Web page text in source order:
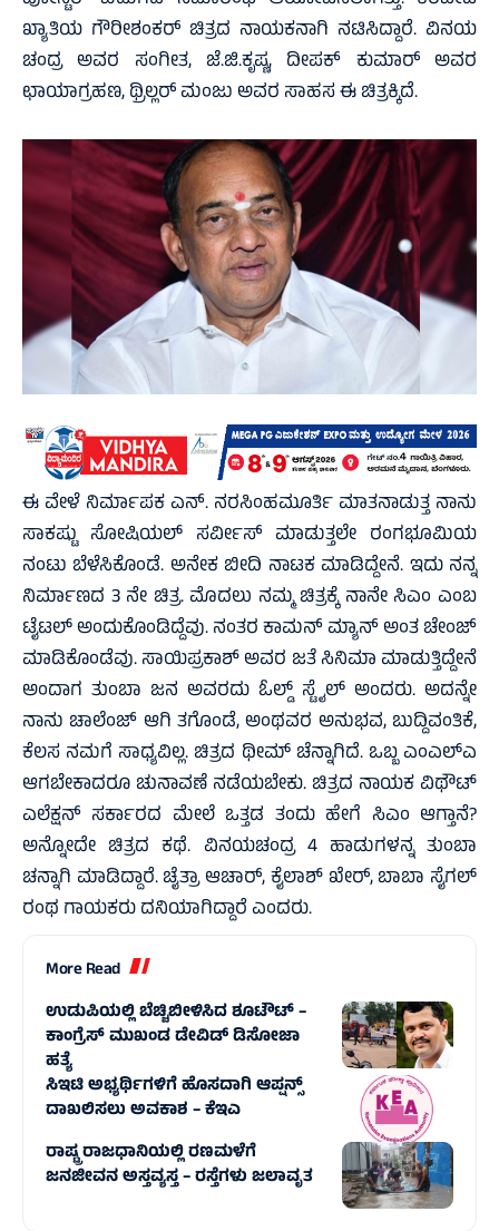
ಖ್ಯಾತಿಯ ಗೌರೀಶಂಕರ್ ಚಿತ್ರದ ನಾಯಕನಾಗಿ ನಟಿಸಿದ್ದಾರೆ. ವಿನಯ
ಚಂದ್ರ ಅವರ ಸಂಗೀತ, ಜೆ.ಜಿ.ಕೃಷ್ಣ, ದೀಪಕ್ ಕುಮಾರ್ ಅವರ
ಛಾಯಾಗ್ರಹಣ, ಥ್ರಿಲ್ಲರ್ ಮಂಜು ಅವರ ಸಾಹಸ ಈ ಚಿತ್ರಕ್ಕಿದೆ.
ಈ ವೇಳೆ ನಿರ್ಮಾಪಕ ಎನ್. ನರಸಿಂಹಮೂರ್ತಿ ಮಾತನಾಡುತ್ತ ನಾನು
ಸಾಕಷ್ಟು ಸೋಷಿಯಲ್ ಸರ್ವೀಸ್ ಮಾಡುತ್ತಲೇ ರಂಗಭೂಮಿಯ
ನಂಟು ಬೆಳೆಸಿಕೊಂಡೆ. ಅನೇಕ ಬೀದಿ ನಾಟಕ ಮಾಡಿದ್ದೇನೆ. ಇದು ನನ್ನ
ನಿರ್ಮಾಣದ 3 ನೇ ಚಿತ್ರ. ಮೊದಲು ನಮ್ಮ ಚಿತ್ರಕ್ಕೆ ನಾನೇ ಸಿಎಂ ಎಂಬ
ಟೈಟಲ್ ಅಂದುಕೊಂಡಿದ್ದೆವು. ನಂತರ ಕಾಮನ್ ಮ್ಯಾನ್ ಅಂತ ಚೇಂಜ್
ಮಾಡಿಕೊಂಡೆವು. ಸಾಯಿಪ್ರಕಾಶ್ ಅವರ ಜತೆ ಸಿನಿಮಾ ಮಾಡುತ್ತಿದ್ದೇನೆ
ಅಂದಾಗ ತುಂಬಾ ಜನ ಅವರದು ಓಲ್ಡ್ ಸ್ಟೈಲ್ ಅಂದರು. ಅದನ್ನೇ
ನಾನು ಚಾಲೆಂಜ್ ಆಗಿ ತಗೊಂಡೆ, ಅಂಥವರ ಅನುಭವ, ಬುದ್ದಿವಂತಿಕೆ,
ಕೆಲಸ ನಮಗೆ ಸಾಧ್ಯವಿಲ್ಲ. ಚಿತ್ರದ ಥೀಮ್ ಚೆನ್ನಾಗಿದೆ. ಒಬ್ಬ ಎಂಎಲ್ಎ
ಆಗಬೇಕಾದರೂ ಚುನಾವಣೆ ನಡೆಯಬೇಕು. ಚಿತ್ರದ ನಾಯಕ ವಿಥೌಟ್
ಎಲೆಕ್ಷನ್ ಸರ್ಕಾರದ ಮೇಲೆ ಒತ್ತಡ ತಂದು ಹೇಗೆ ಸಿಎಂ ಆಗ್ತಾನೆ?
ಅನ್ನೋದೇ ಚಿತ್ರದ ಕಥೆ. ವಿನಯಚಂದ್ರ 4 ಹಾಡುಗಳನ್ನ ತುಂಬಾ
ಚನ್ನಾಗಿ ಮಾಡಿದ್ದಾರೆ. ಚೈತ್ರಾ ಆಚಾರ್, ಕೈಲಾಶ್ ಖೇರ್, ಬಾಬಾ ಸೈಗಲ್
ರಂಥ ಗಾಯಕರು ದನಿಯಾಗಿದ್ದಾರೆ ಎಂದರು.
More Read
ಉಡುಪಿಯಲ್ಲಿ ಬೆಚ್ಚಿಬೀಳಿಸಿದ ಶೂಟೌಟ್ –
ಕಾಂಗ್ರೆಸ್ ಮುಖಂಡ ಡೇವಿಡ್ ಡಿಸೋಜಾ
ಹತ್ಯೆ
ಸಿಇಟಿ ಅಭ್ಯರ್ಥಿಗಳಿಗೆ ಹೊಸದಾಗಿ ಆಪ್ಷನ್ಸ್
ದಾಖಲಿಸಲು ಅವಕಾಶ – ಕೆಇಎ
ರಾಷ್ಟ್ರ ರಾಜಧಾನಿಯಲ್ಲಿ ರಣಮಳೆಗೆ
ಜನಜೀವನ ಅಸ್ತವ್ಯಸ್ತ – ರಸ್ತೆಗಳು ಜಲಾವೃತ